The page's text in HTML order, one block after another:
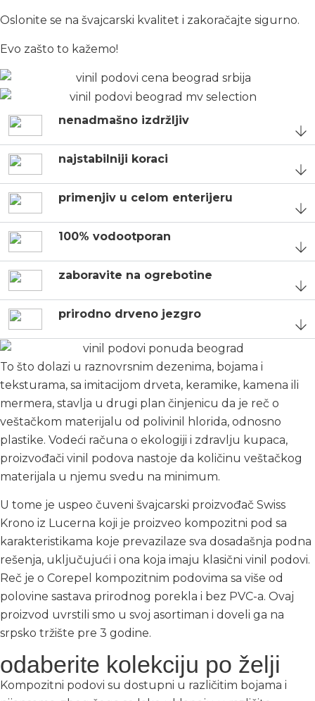
Oslonite se na švajcarski kvalitet i zakoračajte sigurno.
Evo zašto to kažemo!
nenadmašno izdržljiv
najstabilniji koraci
primenjiv u celom enterijeru
100% vodootporan
zaboravite na ogrebotine
prirodno drveno jezgro
To što dolazi u raznovrsnim dezenima, bojama i
teksturama, sa imitacijom drveta, keramike, kamena ili
mermera, stavlja u drugi plan činjenicu da je reč o
veštačkom materijalu od polivinil hlorida, odnosno
plastike. Vodeći računa o ekologiji i zdravlju kupaca,
proizvođači vinil podova nastoje da količinu veštačkog
materijala u njemu svedu na minimum.
U tome je uspeo čuveni švajcarski proizvođač Swiss
Krono iz Lucerna koji je proizveo kompozitni pod sa
karakteristikama koje prevazilaze sva dosadašnja podna
rešenja, uključujući i ona koja imaju klasični vinil podovi.
Reč je o Corepel kompozitnim podovima sa više od
polovine sastava prirodnog porekla i bez PVC-a. Ovaj
proizvod uvrstili smo u svoj asortiman i doveli ga na
srpsko tržište pre 3 godine.
odaberite kolekciju po želji
Kompozitni podovi su dostupni u različitim bojama i